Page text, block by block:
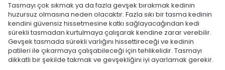
Tasmayı çok sıkmak ya da fazla gevşek bırakmak kedinin
huzursuz olmasına neden olacaktır. Fazla sıkı bir tasma kedinin
kendini güvensiz hissetmesine katkı sağlayacağından kedi
sürekli tasmadan kurtulmaya çalışarak kendine zarar verebilir.
Gevşek tasmada sürekli varlığını hissettireceği ve kedinin
patileri ile çıkarmaya çalışabileceği için tehlikelidir. Tasmayı
dikkatli bir şekilde takmak ve gevşekliğini iyi ayarlamak gerekir.